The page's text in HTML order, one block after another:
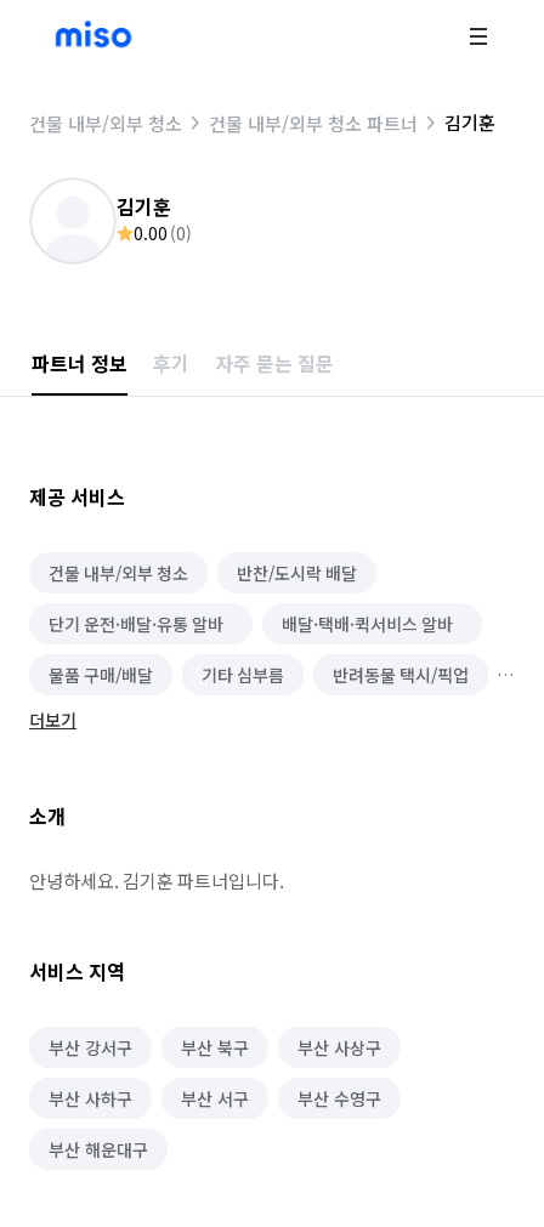
건물 내부/외부 청소 건물 내부/외부 청소 파트너 김기훈
김기훈
0.00 (0)
파트너 정보 후기 자주 묻는 질문
제공 서비스
건물 내부/외부 청소 반찬/도시락 배달
단기 운전·배달·유통 알바 배달·택배·퀵서비스 알바
물품 구매/배달 기타 심부름 반려동물 택시/픽업
소형물건 배달 심부름
공공기관·공기업·협회 알바
더보기
소개
안녕하세요. 김기훈 파트너입니다.
서비스 지역
부산 강서구 부산 북구 부산 사상구
부산 사하구 부산 서구 부산 수영구
부산 해운대구